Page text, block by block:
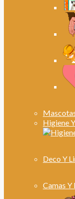
Higiene
Deco Y
Camas Y